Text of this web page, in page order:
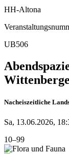
HH-Altona
UB506
Nacheiszeitliche
Sa, 13.06.2026,
10–99